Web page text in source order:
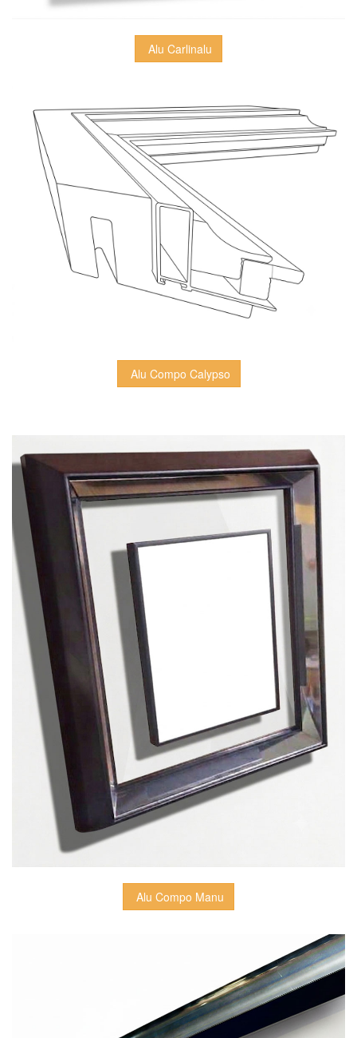
Alu Carlinalu
Alu Compo Calypso
Alu Compo Manu